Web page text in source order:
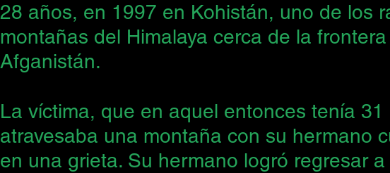
28 años, en 1997 en Kohistán, uno de los
montañas del Himalaya cerca de la
Afganistán.
La víctima, que en aquel entonces tenía 31
atravesaba una montaña con su hermano
en una grieta. Su hermano logró regresar